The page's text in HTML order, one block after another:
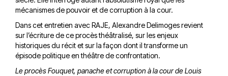
mécanismes de pouvoir et de corruption à la cour.
Dans cet entretien avec RAJE, Alexandre Delimoges revient
sur l’écriture de ce procès théâtralisé, sur les enjeux
historiques du récit et sur la façon dont il transforme un
épisode politique en théâtre de confrontation.
Le procès Fouquet, panache et corruption à la cour de Louis